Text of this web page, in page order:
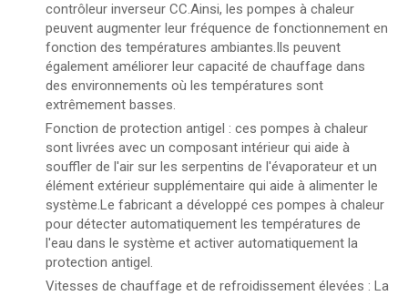
contrôleur inverseur CC.Ainsi, les pompes à chaleur
peuvent augmenter leur fréquence de fonctionnement en
fonction des températures ambiantes.Ils peuvent
également améliorer leur capacité de chauffage dans
des environnements où les températures sont
extrêmement basses.
Fonction de protection antigel : ces pompes à chaleur
sont livrées avec un composant intérieur qui aide à
souffler de l'air sur les serpentins de l'évaporateur et un
élément extérieur supplémentaire qui aide à alimenter le
système.Le fabricant a développé ces pompes à chaleur
pour détecter automatiquement les températures de
l'eau dans le système et activer automatiquement la
protection antigel.
Vitesses de chauffage et de refroidissement élevées : La